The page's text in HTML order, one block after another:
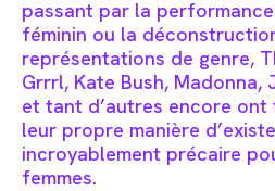
passant par la
féminin ou la
représentations de genre,
Grrrl, Kate Bush, Madonna,
et tant d’autres encore
leur propre manière
incroyablement précaire
femmes.